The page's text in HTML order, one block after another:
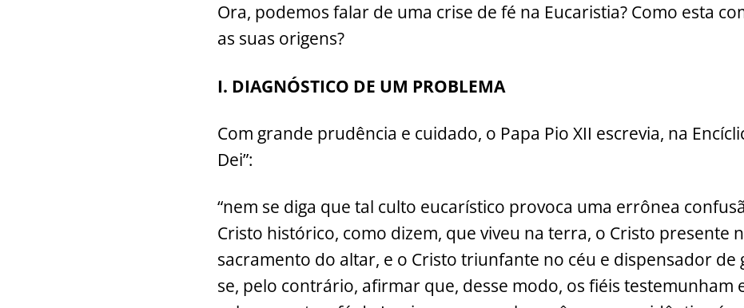
Ora, podemos falar de uma crise de fé na Eucaristia? Como esta
as suas origens?
I. DIAGNÓSTICO DE UM PROBLEMA
Com grande prudência e cuidado, o Papa Pio XII escrevia, na
Dei”:
“nem se diga que tal culto eucarístico provoca uma errônea
Cristo histórico, como dizem, que viveu na terra, o Cristo presente
sacramento do altar, e o Cristo triunfante no céu e dispensador de
se, pelo contrário, afirmar que, desse modo, os fiéis testemunham